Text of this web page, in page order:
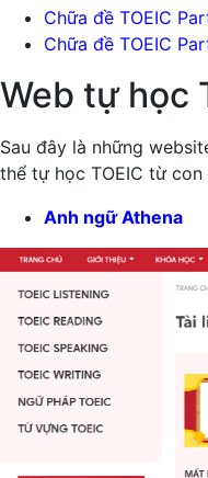
Chữa đề TOEIC
Chữa đề TOEIC
Web tự học
Sau đây là những
thể tự học TOEIC từ con
Anh ngữ Athena